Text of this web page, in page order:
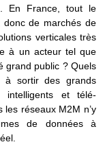
En France, tout le
donc de marchés de
verticales très
à un acteur tel que
grand public ? Quels
sortir des grands
intelligents et télé-
réseaux M2M n’y
de données à